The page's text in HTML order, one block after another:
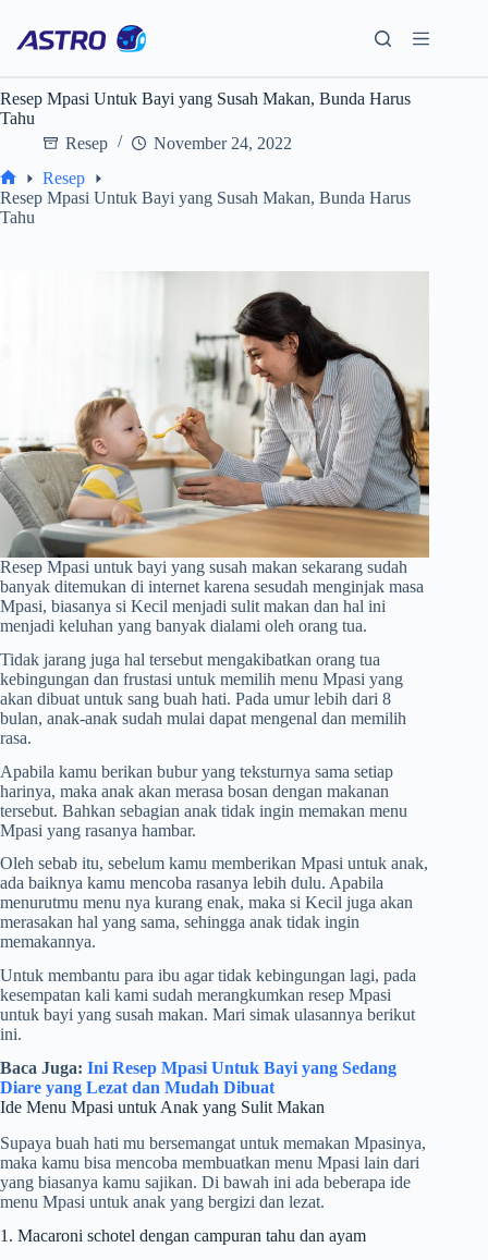
content
Resep Mpasi Untuk Bayi yang Susah Makan, Bunda Harus
Tahu
Resep
November 24, 2022
Home
Resep
Resep Mpasi Untuk Bayi yang Susah Makan, Bunda Harus
Tahu
Resep Mpasi untuk bayi yang susah makan sekarang sudah
banyak ditemukan di internet karena sesudah menginjak masa
Mpasi, biasanya si Kecil menjadi sulit makan dan hal ini
menjadi keluhan yang banyak dialami oleh orang tua.
Tidak jarang juga hal tersebut mengakibatkan orang tua
kebingungan dan frustasi untuk memilih menu Mpasi yang
akan dibuat untuk sang buah hati. Pada umur lebih dari 8
bulan, anak-anak sudah mulai dapat mengenal dan memilih
rasa.
Apabila kamu berikan bubur yang teksturnya sama setiap
harinya, maka anak akan merasa bosan dengan makanan
tersebut. Bahkan sebagian anak tidak ingin memakan menu
Mpasi yang rasanya hambar.
Oleh sebab itu, sebelum kamu memberikan Mpasi untuk anak,
ada baiknya kamu mencoba rasanya lebih dulu. Apabila
menurutmu menu nya kurang enak, maka si Kecil juga akan
merasakan hal yang sama, sehingga anak tidak ingin
memakannya.
Untuk membantu para ibu agar tidak kebingungan lagi, pada
kesempatan kali kami sudah merangkumkan resep Mpasi
untuk bayi yang susah makan. Mari simak ulasannya berikut
ini.
Baca Juga: Ini Resep Mpasi Untuk Bayi yang Sedang
Diare yang Lezat dan Mudah Dibuat
Ide Menu Mpasi untuk Anak yang Sulit Makan
Supaya buah hati mu bersemangat untuk memakan Mpasinya,
maka kamu bisa mencoba membuatkan menu Mpasi lain dari
yang biasanya kamu sajikan. Di bawah ini ada beberapa ide
menu Mpasi untuk anak yang bergizi dan lezat.
1. Macaroni schotel dengan campuran tahu dan ayam